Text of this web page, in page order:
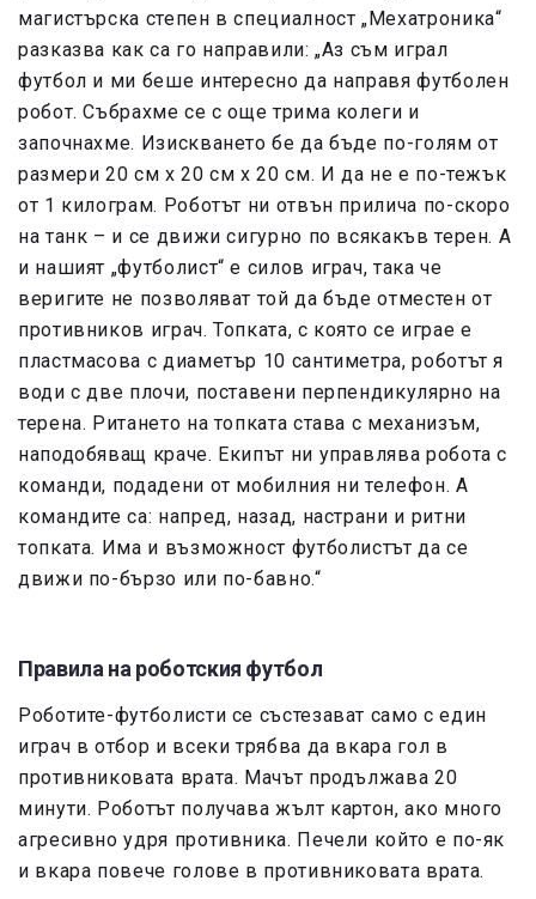
магистърска степен в специалност „Мехатроника“
разказва как са го направили: „Аз съм играл
футбол и ми беше интересно да направя футболен
робот. Събрахме се с още трима колеги и
започнахме. Изискването бе да бъде по-голям от
размери 20 см х 20 см х 20 см. И да не е по-тежък
от 1 килограм. Роботът ни отвън прилича по-скоро
на танк – и се движи сигурно по всякакъв терен. А
и нашият „футболист“ е силов играч, така че
веригите не позволяват той да бъде отместен от
противников играч. Топката, с която се играе е
пластмасова с диаметър 10 сантиметра, роботът я
води с две плочи, поставени перпендикулярно на
терена. Ритането на топката става с механизъм,
наподобяващ краче. Екипът ни управлява робота с
команди, подадени от мобилния ни телефон. А
командите са: напред, назад, настрани и ритни
топката. Има и възможност футболистът да се
движи по-бързо или по-бавно.“
Правила на роботския футбол
Роботите-футболисти се състезават само с един
играч в отбор и всеки трябва да вкара гол в
противниковата врата. Мачът продължава 20
минути. Роботът получава жълт картон, ако много
агресивно удря противника. Печели който е по-як
и вкара повече голове в противниковата врата.